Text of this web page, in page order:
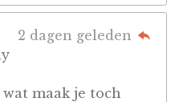
2 dagen geleden
maak je toch